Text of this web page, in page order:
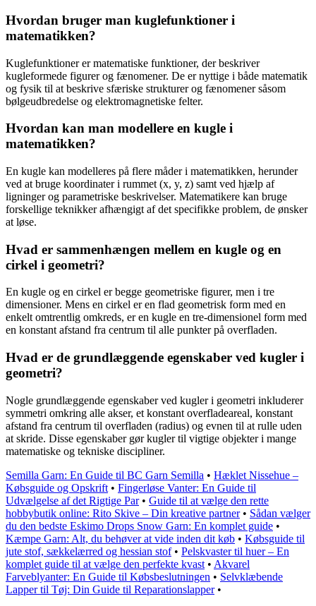
Hvordan bruger man kuglefunktioner i
matematikken?
Kuglefunktioner er matematiske funktioner, der beskriver
kugleformede figurer og fænomener. De er nyttige i både matematik
og fysik til at beskrive sfæriske strukturer og fænomener såsom
bølgeudbredelse og elektromagnetiske felter.
Hvordan kan man modellere en kugle i
matematikken?
En kugle kan modelleres på flere måder i matematikken, herunder
ved at bruge koordinater i rummet (x, y, z) samt ved hjælp af
ligninger og parametriske beskrivelser. Matematikere kan bruge
forskellige teknikker afhængigt af det specifikke problem, de ønsker
at løse.
Hvad er sammenhængen mellem en kugle og en
cirkel i geometri?
En kugle og en cirkel er begge geometriske figurer, men i tre
dimensioner. Mens en cirkel er en flad geometrisk form med en
enkelt omtrentlig omkreds, er en kugle en tre-dimensionel form med
en konstant afstand fra centrum til alle punkter på overfladen.
Hvad er de grundlæggende egenskaber ved kugler i
geometri?
Nogle grundlæggende egenskaber ved kugler i geometri inkluderer
symmetri omkring alle akser, et konstant overfladeareal, konstant
afstand fra centrum til overfladen (radius) og evnen til at rulle uden
at skride. Disse egenskaber gør kugler til vigtige objekter i mange
matematiske og tekniske discipliner.
Semilla Garn: En Guide til BC Garn Semilla • Hæklet Nissehue –
Købsguide og Opskrift • Fingerløse Vanter: En Guide til
Udvælgelse af det Rigtige Par• Guide til at vælge den rette
hobbybutik online: Rito Skive – Din kreative partner• Sådan vælger
du den bedste Eskimo Drops Snow Garn: En komplet guide •
Kæmpe Garn: Alt, du behøver at vide inden dit køb • Købsguide til
jute stof, sækkelærred og hessian stof• Pelskvaster til huer – En
komplet guide til at vælge den perfekte kvast • Akvarel
Farveblyanter: En Guide til Købsbeslutningen • Selvklæbende
Lapper til Tøj: Din Guide til Reparationslapper•